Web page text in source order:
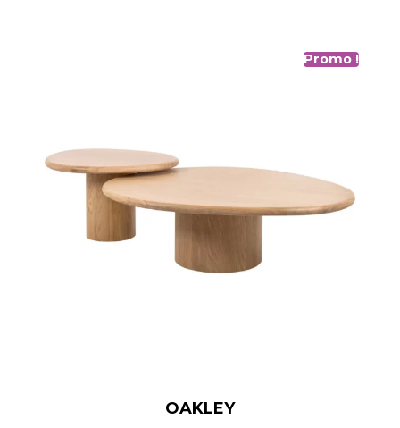
Promo !
OAKLEY